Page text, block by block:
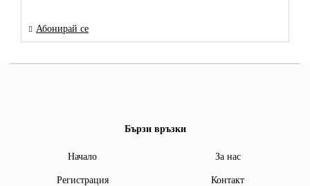
Абонирай се
Бързи връзки
Начало За нас
Регистрация Контакт